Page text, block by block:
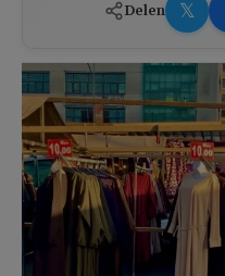
Delen 𝕏